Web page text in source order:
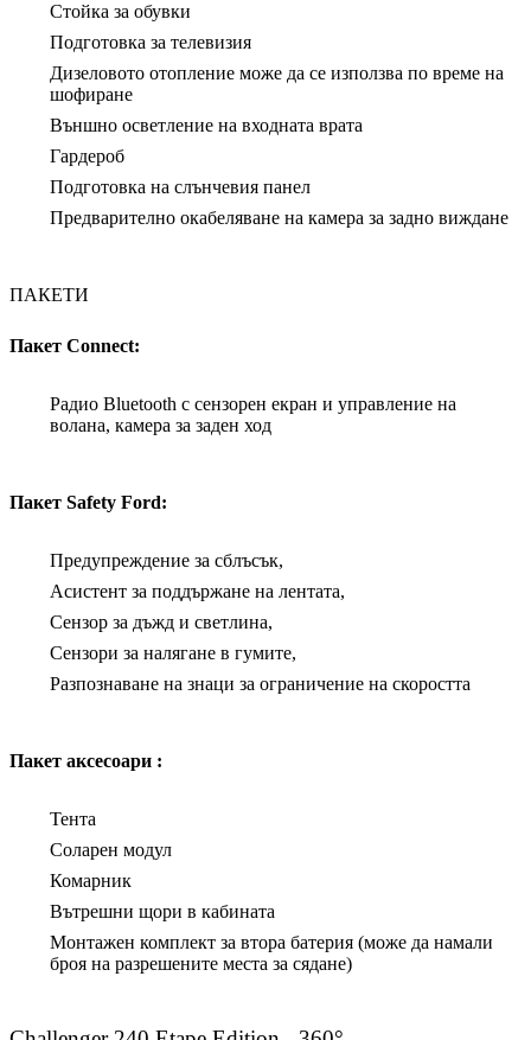
Стойка за обувки
Подготовка за телевизия
Дизеловото отопление може да се използва по време на
шофиране
Външно осветление на входната врата
Гардероб
Подготовка на слънчевия панел
Предварително окабеляване на камера за задно виждане
ПАКЕТИ
Пакет Connect:
Радио Bluetooth с сензорен екран и управление на
волана, камера за заден ход
Пакет Safety Ford:
Предупреждение за сблъсък,
Асистент за поддържане на лентата,
Сензор за дъжд и светлина,
Сензори за налягане в гумите,
Разпознаване на знаци за ограничение на скоростта
Пакет аксесоари :
Тента
Соларен модул
Комарник
Вътрешни щори в кабината
Монтажен комплект за втора батерия (може да намали
броя на разрешените места за сядане)